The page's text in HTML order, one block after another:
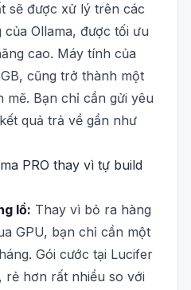
sẽ được xử lý trên các
Ollama, được tối ưu
cao. Máy tính của
cũng trở thành một
mẽ. Bạn chỉ cần gửi yêu
quả trả về gần như
PRO thay vì tự build
lồ: Thay vì bỏ ra hàng
GPU, bạn chỉ cần một
Gói cước tại Lucifer
rẻ hơn rất nhiều so với